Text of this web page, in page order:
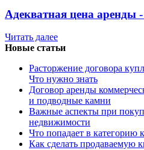
Адекватная цена аренды
Читать далее
Новые статьи
Расторжение договора
Что нужно знать
Договор аренды
и подводные камни
Важные аспекты при
недвижимости
Что попадает в категорию
Как сделать продаваемую